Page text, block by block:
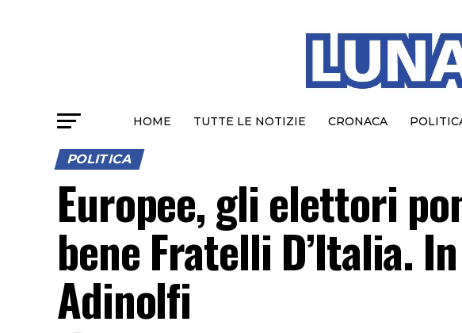
HOME TUTTE LE NOTIZIE CRONACA
POLITICA
Europee, gli elettori
bene Fratelli D’Italia.
Adinolfi